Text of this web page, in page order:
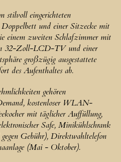
stilvoll eingerichteten
und einer Sitzecke mit
zweiten Schlafzimmer mit
32-Zoll-LCD-TV und einer
großzügig ausgestattete
des Aufenthaltes ab.
gehören
kostenloser WLAN-
mit täglicher Auffüllung,
Safe, Minikühlschrank
Gebühr), Direktwahltelefon
(Mai - Oktober).